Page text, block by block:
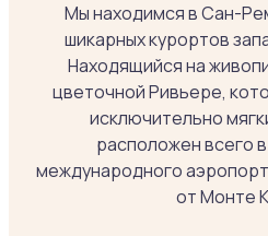
Мы находимся в Сан-
шикарных курортов
Находящийся на
цветочной Ривьере,
исключительно
расположен всего
международного
от Монте